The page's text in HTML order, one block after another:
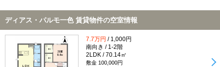
ディアス・パルモ一色 賃貸物件の空室情報
7.7万円 / 1,000円
南向き / 1-2階
2LDK / 70.14㎡
敷金 100,000円